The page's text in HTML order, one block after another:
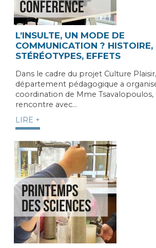
L’INSULTE, UN MODE DE
COMMUNICATION ? HISTOIRE,
STÉRÉOTYPES, EFFETS
Dans le cadre du projet Culture
département pédagogique a
coordination de Mme Tsavalopoulos,
rencontre avec…
LIRE +